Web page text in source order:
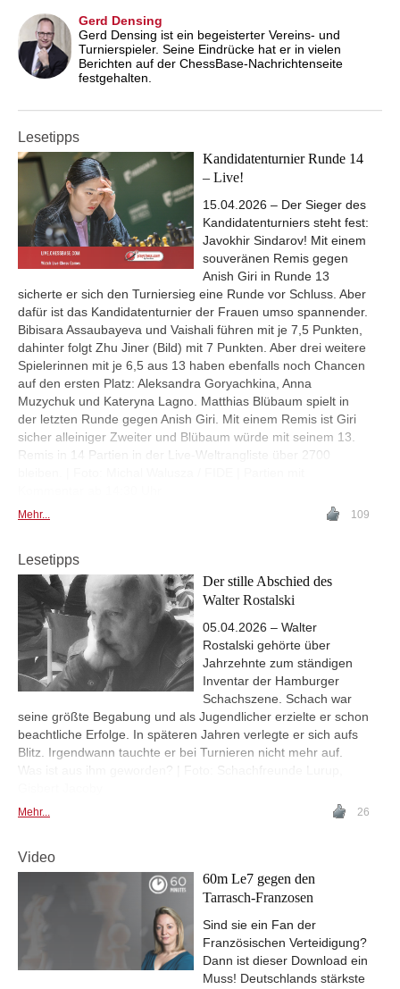
Gerd Densing
Gerd Densing ist ein begeisterter Vereins- und
Turnierspieler. Seine Eindrücke hat er in vielen
Berichten auf der ChessBase-Nachrichtenseite
festgehalten.
Lesetipps
Kandidatenturnier Runde 14
– Live!
15.04.2026 – Der Sieger des
Kandidatenturniers steht fest:
Javokhir Sindarov! Mit einem
souveränen Remis gegen
Anish Giri in Runde 13
sicherte er sich den Turniersieg eine Runde vor Schluss. Aber
dafür ist das Kandidatenturnier der Frauen umso spannender.
Bibisara Assaubayeva und Vaishali führen mit je 7,5 Punkten,
dahinter folgt Zhu Jiner (Bild) mit 7 Punkten. Aber drei weitere
Spielerinnen mit je 6,5 aus 13 haben ebenfalls noch Chancen
auf den ersten Platz: Aleksandra Goryachkina, Anna
Muzychuk und Kateryna Lagno. Matthias Blübaum spielt in
der letzten Runde gegen Anish Giri. Mit einem Remis ist Giri
sicher alleiniger Zweiter und Blübaum würde mit seinem 13.
Remis in 14 Partien in der Live-Weltrangliste über 2700
Mehr... 109
Lesetipps
Der stille Abschied des
Walter Rostalski
05.04.2026 – Walter
Rostalski gehörte über
Jahrzehnte zum ständigen
Inventar der Hamburger
Schachszene. Schach war
seine größte Begabung und als Jugendlicher erzielte er schon
beachtliche Erfolge. In späteren Jahren verlegte er sich aufs
Blitz. Irgendwann tauchte er bei Turnieren nicht mehr auf.
Was ist aus ihm geworden? | Foto: Schachfreunde Lurup,
Mehr... 26
Video
60m Le7 gegen den
Tarrasch-Franzosen
Sind sie ein Fan der
Französischen Verteidigung?
Dann ist dieser Download ein
Muss! Deutschlands stärkste